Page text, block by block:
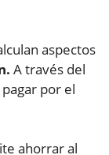
aspectos
A través del
por el
ahorrar al